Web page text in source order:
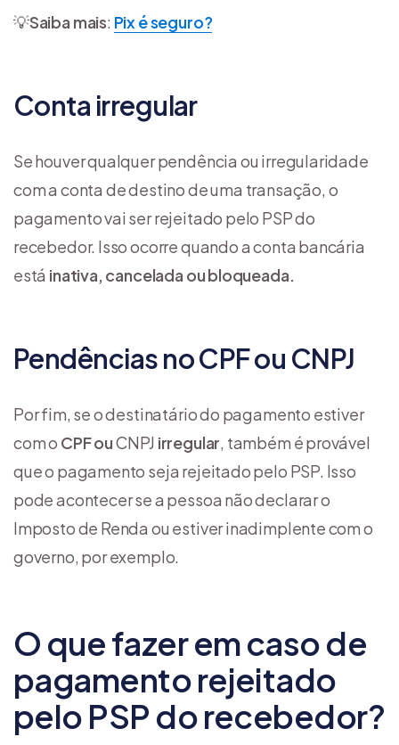
💡Saiba mais: Pix é seguro?
Conta irregular
Se houver qualquer pendência ou irregularidade
com a conta de destino de uma transação, o
pagamento vai ser rejeitado pelo PSP do
recebedor. Isso ocorre quando a conta bancária
está inativa, cancelada ou bloqueada.
Pendências no CPF ou CNPJ
Por fim, se o destinatário do pagamento estiver
com o CPF ouCNPJ irregular, também é provável
que o pagamento seja rejeitado pelo PSP. Isso
pode acontecer se a pessoa não declarar o
Imposto de Renda ou estiver inadimplente com o
governo, por exemplo.
O que fazer em caso de
pagamento rejeitado
pelo PSP do recebedor?